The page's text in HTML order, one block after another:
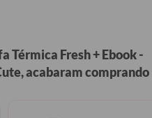
Térmica Fresh + Ebook -
acabaram comprando